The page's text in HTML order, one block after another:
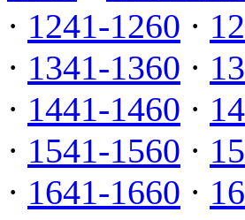
· 1241-1260 ·
· 1341-1360 ·
· 1441-1460 ·
· 1541-1560 ·
· 1641-1660 ·